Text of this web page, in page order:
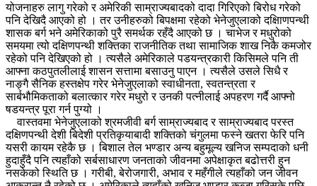
योजनाहरु लागु गरेको र अमेरिकी साम्राज्यबादको दादा गिरिएको बिरोध गरेको
पनि देखिदै आएको हो । तर उनीहरुको बिपक्षमा रहेको भेनेजुएलाको दक्षिाणपन्थी
शासक बर्ग भने अमेरिकाको पुरै समर्थक रहँदै आएको छ । चाभेज र मधुरोको
समयमा त्यो दक्षिणपन्थी शक्तिका राजनीतिक तथा सामाजिक शाख निकै कमजोर
रहेको पनि देखिएको हो । त्यसैले अमेरिकाले पडयन्त्रकारी किसिमले पनि ती
आफ्ना कठपुतलीलाई शासन सत्तामा बसाउनु पाएन । त्यसैले उसले सिधै र
नाङ्गै सैनिक हस्तक्षेप गरेर भेनेजुएलाको स्वाधीनता, स्वतन्त्रता र
सार्बभौमिकताको बलात्कार गरेर मधुरो र उनकी पत्नीलाई अपहरण गर्दै आफ्नो
षडयन्त्र पूरा गर्न पुग्यो ।
वास्तवमा भेनेजुएलाको श्रमजीवी बर्ग साम्राज्यबाद र साम्राज्यबाद परस्त
दक्षिणपन्थी देशी बिदेशी प्रतिकृयाबादी शक्तिको चंगुलमा फस्ने खतरा फेरि पनि
यसरी कायम रहेकै छ । बिशाल तेल भण्डार अन्य बहुमूल्य खनिज सम्पदाको धनी
हुदाहुँदै पनि त्यहाँको सर्बसाधारण जनताको जीवनमा अपेक्षाकृत बढोत्तरी हुन
नसकेको स्थिति छ । गरीबी, बेरोजगारी, अभाव र महँगीले त्यहाँको जन जीवन